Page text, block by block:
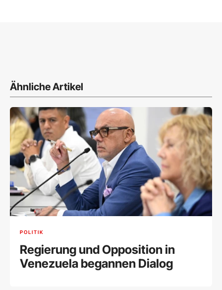
Ähnliche Artikel
POLITIK
Regierung und Opposition in
Venezuela begannen Dialog